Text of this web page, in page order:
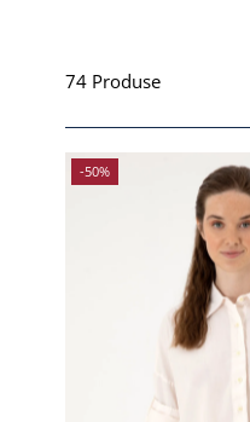
74 Produse
-50%